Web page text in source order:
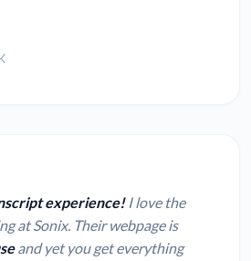
experience!I love the
at Sonix. Their webpage is
and yet you get everything